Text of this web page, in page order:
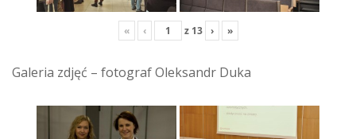
« ‹ z 13 › »
Galeria zdjęć – fotograf Oleksandr Duka